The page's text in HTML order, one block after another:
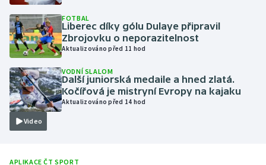
Motorsport
Olympijské hry
Parasport
Plavání
Plážový volejbal
FOTBAL
Liberec díky gólu Dulaye připravil
Zbrojovku o neporazitelnost
Aktualizováno před 11 hod
Video
VODNÍ SLALOM
Další juniorská medaile a hned zlatá.
Kočířová je mistryní Evropy na kajaku
Aktualizováno před 14 hod
APLIKACE ČT SPORT